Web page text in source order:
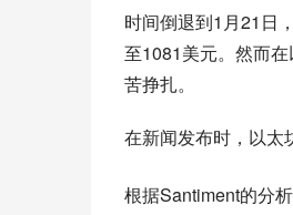
时间倒退到1月21日
至1081美元。然而
苦挣扎。
在新闻发布时，以太
根据Santiment的分